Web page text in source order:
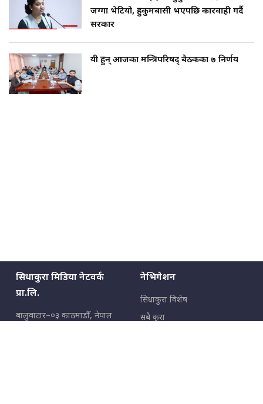
जग्गा भेटियो, हुकुमबासी भएपछि कारवाही गर्दै
सरकार
यी हुन् आजका मन्त्रिपरिषद् बैठकका ७ निर्णय
सिधाकुरा मिडिया नेटवर्क
प्रा.लि.
बालुवाटार–०३ काठमाडौँ, नेपाल
नेभिगेशन
सिधाकुरा विशेष
सबै कुरा